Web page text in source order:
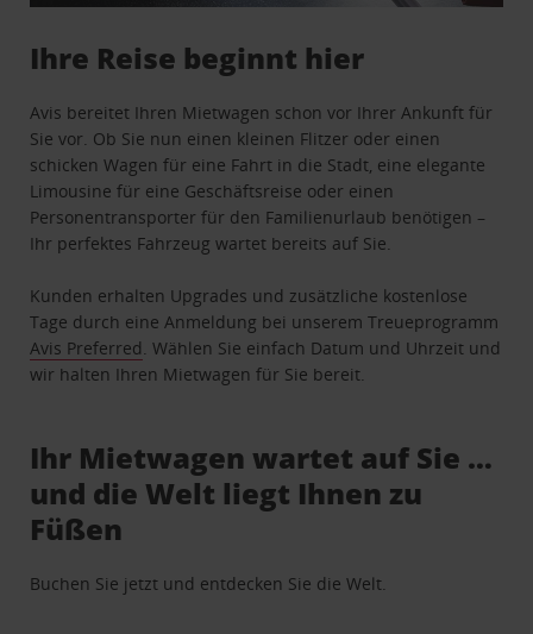
Ihre Reise beginnt hier
Avis bereitet Ihren Mietwagen schon vor Ihrer Ankunft für
Sie vor. Ob Sie nun einen kleinen Flitzer oder einen
schicken Wagen für eine Fahrt in die Stadt, eine elegante
Limousine für eine Geschäftsreise oder einen
Personentransporter für den Familienurlaub benötigen –
Ihr perfektes Fahrzeug wartet bereits auf Sie.
Kunden erhalten Upgrades und zusätzliche kostenlose
Tage durch eine Anmeldung bei unserem Treueprogramm
Avis Preferred . Wählen Sie einfach Datum und Uhrzeit und
wir halten Ihren Mietwagen für Sie bereit.
Ihr Mietwagen wartet auf Sie …
und die Welt liegt Ihnen zu
Füßen
Buchen Sie jetzt und entdecken Sie die Welt.